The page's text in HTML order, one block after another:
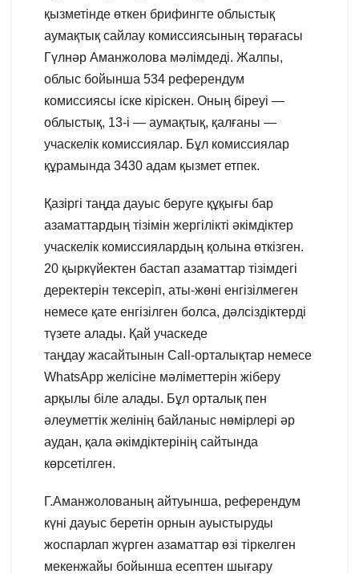
қызметінде өткен брифингте облыстық
аумақтық сайлау комиссиясының төрағасы
Гүлнәр Аманжолова мәлімдеді. Жалпы,
облыс бойынша 534 референдум
комиссиясы іске кіріскен. Оның біреуі —
облыстық, 13-і — аумақтық, қалғаны —
учаскелік комиссиялар. Бұл комиссиялар
құрамында 3430 адам қызмет етпек.
Қазіргі таңда дауыс беруге құқығы бар
азаматтардың тізімін жергілікті әкімдіктер
учаскелік комиссиялардың қолына өткізген.
20 қыркүйектен бастап азаматтар тізімдегі
деректерін тексеріп, аты-жөні енгізілмеген
немесе қате енгізілген болса, дәлсіздіктерді
түзете алады. Қай учаскеде
таңдау жасайтынын Call-орталықтар немесе
WhatsApp желісіне мәліметтерін жіберу
арқылы біле алады. Бұл орталық пен
әлеуметтік желінің байланыс нөмірлері әр
аудан, қала әкімдіктерінің сайтында
көрсетілген.
Г.Аманжолованың айтуынша, референдум
күні дауыс беретін орнын ауыстыруды
жоспарлап жүрген азаматтар өзі тіркелген
мекенжайы бойынша есептен шығару